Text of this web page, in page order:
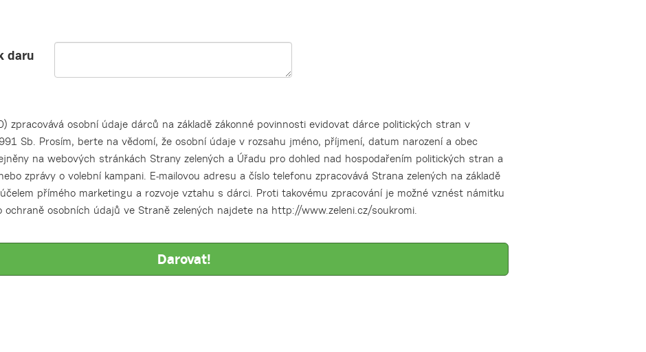
daru
zpracovává osobní údaje dárců na základě zákonné povinnosti evidovat dárce politických stran v
Sb. Prosím, berte na vědomí, že osobní údaje v rozsahu jméno, příjmení, datum narození a obec
na webových stránkách Strany zelených a Úřadu pro dohled nad hospodařením politických stran a
zprávy o volební kampani. E-mailovou adresu a číslo telefonu zpracovává Strana zelených na základě
přímého marketingu a rozvoje vztahu s dárci. Proti takovému zpracování je možné vznést námitku
ochraně osobních údajů ve Straně zelených najdete na http://www.zeleni.cz/soukromi.
Darovat!